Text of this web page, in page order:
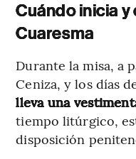
Cuándo inicia
Cuaresma
Durante la misa, a
Ceniza, y los días
lleva una
tiempo litúrgico,
disposición